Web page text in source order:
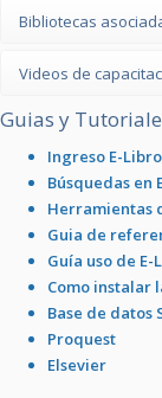
Bibliotecas
Videos de
Guias y
Ingreso E-Libro
Búsquedas en
Herramientas
Guia de
Guía uso de E-
Como instalar
Base de datos
Proquest
Elsevier